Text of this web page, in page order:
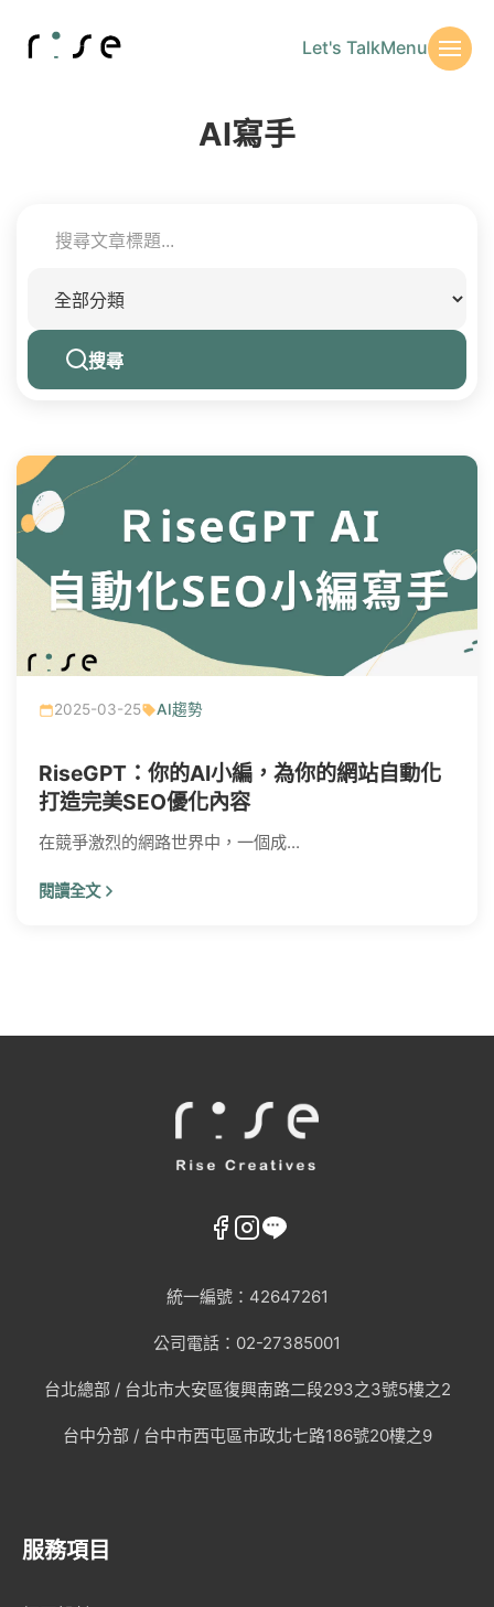
Let's TalkMenu
AI寫手
搜尋
2025-03-25 AI趨勢
RiseGPT：你的AI小編，為你的網站自動化
打造完美SEO優化內容
在競爭激烈的網路世界中，一個成...
閱讀全文
統一編號：42647261
公司電話：02-27385001
台北總部 / 台北市大安區復興南路二段293之3號5樓之2
台中分部 / 台中市西屯區市政北七路186號20樓之9
服務項目